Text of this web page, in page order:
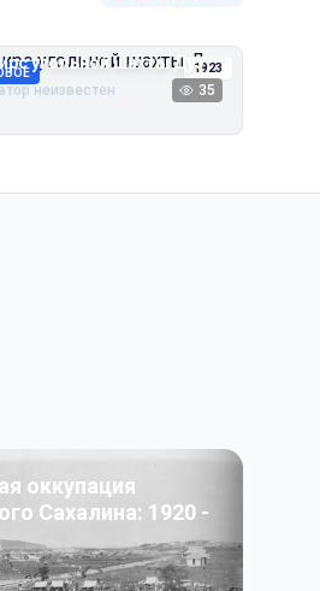
1923
угольной шахты Дуэ
неизвестен 35
оккупация
Сахалина: 1920 -